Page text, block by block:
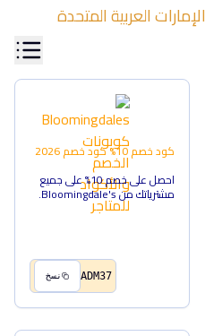
الإمارات العربية المتحدة
كود خصم 10% كود خصم2026
احصل على خصم 10% على جميع
مشترياتك من Bloomingdale's.
ADM37 نسخ